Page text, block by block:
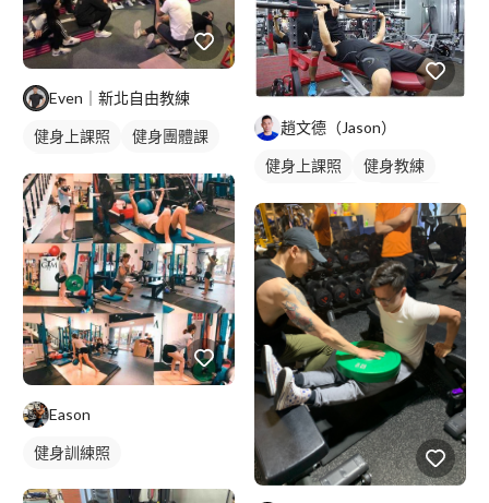
Even｜新北自由教練
健身上課照
健身團體課
Eason
健身訓練照
趙文德（Jason）
健身上課照
健身教練
重訓課程
健身課程
胸肌訓練
腿部訓練
上半身訓練
下半身訓練